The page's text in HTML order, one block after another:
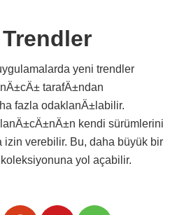
yeni trendler
tarafÄ±ndan
fazla odaklanÄ±labilir.
kendi sürümlerini
verebilir. Bu, daha büyük bir
yol açabilir.